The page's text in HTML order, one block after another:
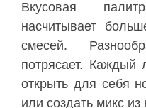
Вкусовая
насчитывает
смесей.
потрясает. Каждый
открыть для себя
или создать микс